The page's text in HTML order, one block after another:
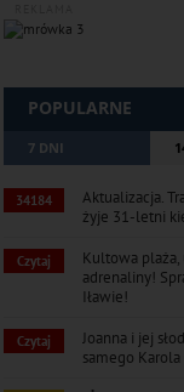
POPULARNE
7 DNI
34184
Aktualizacja.
żyje 31-letni
Czytaj
Kultowa plaża,
adrenaliny!
Iławie!
Czytaj
Joanna i jej
samego Karola